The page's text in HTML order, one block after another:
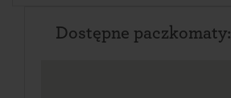
Dostępne paczkomaty: